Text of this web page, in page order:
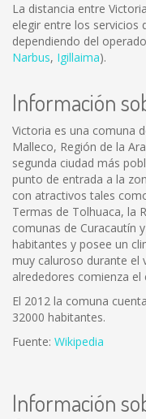
La distancia entre
elegir entre los servicios
dependiendo del
Narbus, Igillaima).
Información
Victoria es una comuna
Malleco, Región de la
segunda ciudad más
punto de entrada a la
con atractivos tales
Termas de Tolhuaca, la
comunas de Curacautín
habitantes y posee un
muy caluroso durante el
alrededores comienza
El 2012 la comuna
32000 habitantes.
Fuente: Wikipedia
Información